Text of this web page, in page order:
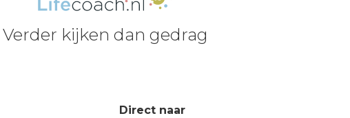
Verder kijken dan gedrag
Direct naar